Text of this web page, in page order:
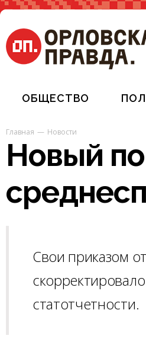
ОБЩЕСТВО
Главная Новости
Новый
Свои приказом
статотчетности.